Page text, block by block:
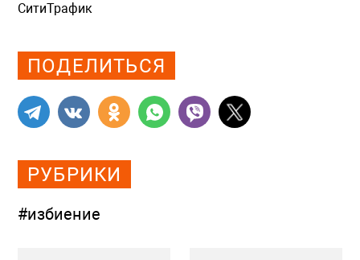
СитиТрафик
ПОДЕЛИТЬСЯ
РУБРИКИ
#избиение